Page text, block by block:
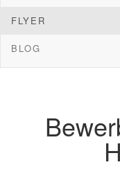
FLYER
BLOG